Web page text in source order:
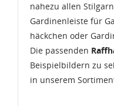
nahezu allen
Gardinenleiste für
häckchen oder
Die passenden
Beispielbildern zu
in unserem